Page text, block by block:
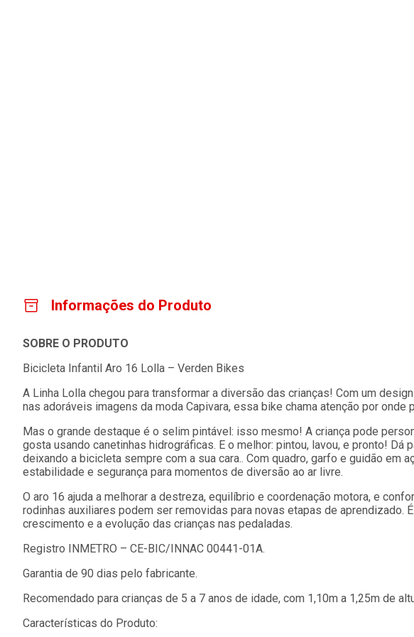
Informações do Produto
SOBRE O PRODUTO
Bicicleta Infantil Aro 16 Lolla – Verden Bikes
A Linha Lolla chegou para transformar a diversão das crianças! Com um
nas adoráveis imagens da moda Capivara, essa bike chama atenção por onde
Mas o grande destaque é o selim pintável: isso mesmo! A criança pode
gosta usando canetinhas hidrográficas. E o melhor: pintou, lavou, e pronto! Dá
deixando a bicicleta sempre com a sua cara.. Com quadro, garfo e guidão em
estabilidade e segurança para momentos de diversão ao ar livre.
O aro 16 ajuda a melhorar a destreza, equilíbrio e coordenação motora, e
rodinhas auxiliares podem ser removidas para novas etapas de aprendizado.
crescimento e a evolução das crianças nas pedaladas.
Registro INMETRO – CE-BIC/INNAC 00441-01A.
Garantia de 90 dias pelo fabricante.
Recomendado para crianças de 5 a 7 anos de idade, com 1,10m a 1,25m de
Características do Produto: